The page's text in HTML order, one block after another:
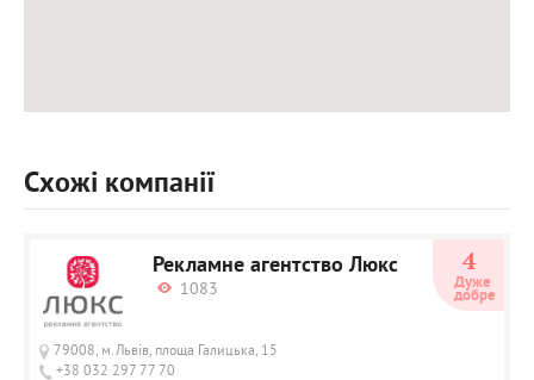
Схожі компанії
Рекламне агентство Люкс
1083
79008, м.Львів, площа Галицька, 15
+38 032 297 77 70
4
Дуже
добре